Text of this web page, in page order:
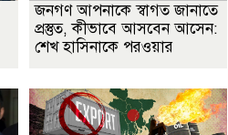
জনগণ আপনাকে স্বাগত জানাতে
প্রস্তুত, কীভাবে আসবেন আসেন:
শেখ হাসিনাকে পরওয়ার